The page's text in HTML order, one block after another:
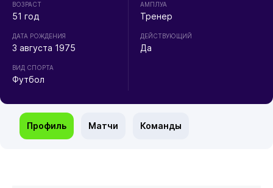
ВОЗРАСТ
51 год
ДАТА РОЖДЕНИЯ
3 августа 1975
ВИД СПОРТА
Футбол
АМПЛУА
Тренер
ДЕЙСТВУЮЩИЙ
Да
Профиль Матчи Команды